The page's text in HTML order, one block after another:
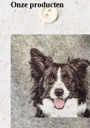
Onze producten